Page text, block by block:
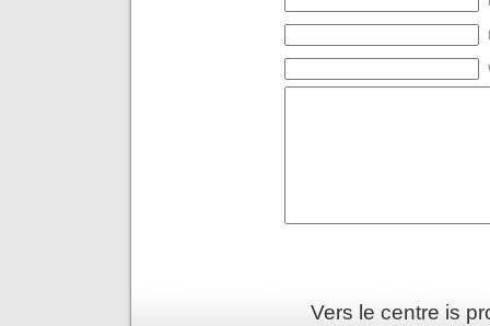
Vers le centre is